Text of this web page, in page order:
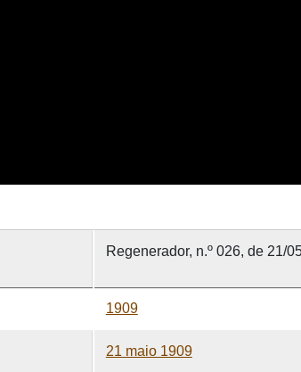
Regenerador, n.º 026, de 21/
1909
21 maio 1909